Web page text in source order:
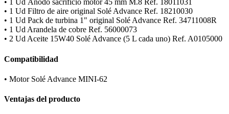
• 1 Ud Ánodo sacrificio motor 45 mm M.8 Ref. 18011031
• 1 Ud Filtro de aire original Solé Advance Ref. 18210030
• 1 Ud Pack de turbina 1" original Solé Advance Ref. 34711008R
• 1 Ud Arandela de cobre Ref. 56000073
• 2 Ud Aceite 15W40 Solé Advance (5 L cada uno) Ref. A0105000
Compatibilidad
• Motor Solé Advance MINI-62
Ventajas del producto